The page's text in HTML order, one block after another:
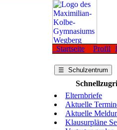
Startseite Profil
☰ Schulzentrum
Elternbriefe
Aktuelle
Aktuelle
Klausurpläne